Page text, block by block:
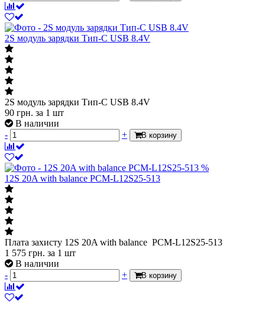
2S модуль зарядки Тип-С USB 8.4V
2S модуль зарядки Тип-С USB 8.4V
90 грн. за 1 шт
В наличии
-
+ В корзину
%
12S 20A with balance PCM-L12S25-513
Плата захисту 12S 20A with balance PCM-L12S25-513
1 575 грн. за 1 шт
В наличии
-
+ В корзину